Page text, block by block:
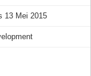
13 Mei 2015